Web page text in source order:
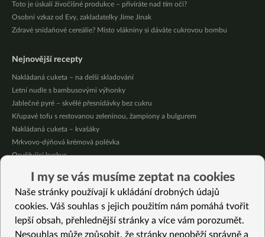
Toto je úskalí živočišné produkce – přivíráte nad tím oči?
Osobní vzkaz od Evy, zakladatelky Jíme Jinak
Zdravé snídaňové cereálie? Místo vlákniny si dáváte cukrovou bombu
Nejnovější recepty
Nakládaná cuketa – na delší skladování
Letní nudle s bambusovými výhonky
Jablečné pyré – skvělé přesnídávky bez cukru
Křupavé tofu s restovanou zeleninou, žampiony a bulgurem
Nakládaná cuketa – kvašáky
Mrkvovo-dýňová krémová polévka
Osvěžující kuskus
Nepečený jablečný dort s rybízem
Čokoládové muffiny s mangovým krémem
Vybrané recepty
I my se vás musíme zeptat na cookies
Naše stránky používají k ukládání drobných údajů
cookies. Váš souhlas s jejich použitím nám pomáhá tvořit
lepší obsah, přehlednější stránky a více vám porozumět.
Nesouhlas může způsobit, že stránky nepoběží správně a